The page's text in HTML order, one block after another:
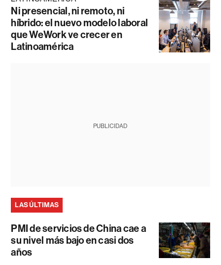
Ni presencial, ni remoto, ni
híbrido: el nuevo modelo laboral
que WeWork ve crecer en
Latinoamérica
PUBLICIDAD
LAS ÚLTIMAS
PMI de servicios de China cae a
su nivel más bajo en casi dos
años